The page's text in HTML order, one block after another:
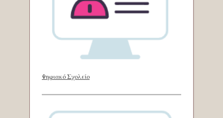
Ψηφιακό Σχολείο